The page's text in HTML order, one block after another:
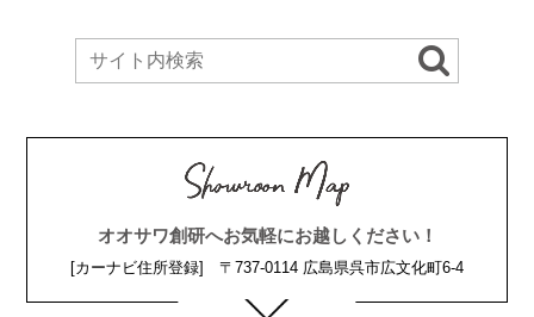
オオサワ創研へお気軽にお越しください！
[カーナビ住所登録] 〒737-0114 広島県呉市広文化町6-4